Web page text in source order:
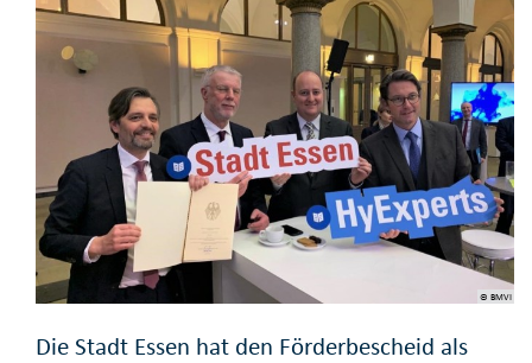
© BMVI
Die Stadt Essen hat den Förderbescheid als